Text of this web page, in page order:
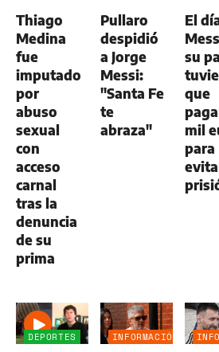
Thiago
Medina
fue
imputado
por
abuso
sexual
con
acceso
carnal
tras la
denuncia
de su
prima
Pullaro
despidió
a Jorge
Messi:
"Santa Fe
te
abraza"
El
su
que
mil
para
DEPORTES
INFORMACIÓN